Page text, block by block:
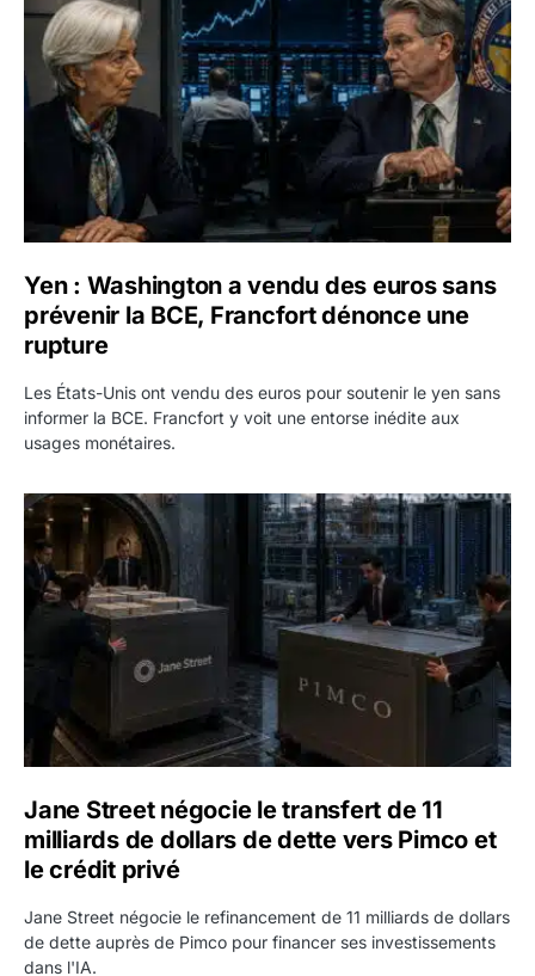
Yen : Washington a vendu des euros sans
prévenir la BCE, Francfort dénonce une
rupture
Les États-Unis ont vendu des euros pour soutenir le yen sans
informer la BCE. Francfort y voit une entorse inédite aux
usages monétaires.
Jane Street négocie le transfert de 11 milliards de
Jane Street négocie le transfert de 11
milliards de dollars de dette vers Pimco et
le crédit privé
Jane Street négocie le refinancement de 11 milliards de dollars
de dette auprès de Pimco pour financer ses investissements
dans l'IA.